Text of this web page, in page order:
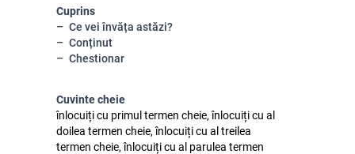
Cuprins
Ce vei învăța astăzi?
Conținut
Chestionar
Cuvinte cheie
înlocuiți cu primul termen cheie, înlocuiți cu al
doilea termen cheie, înlocuiți cu al treilea
termen cheie, înlocuiți cu al parulea termen